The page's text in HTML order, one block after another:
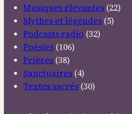
Musiques élevantes (22)
Mythes et légendes (5)
Podcasts radio (32)
Poésies (106)
Prières (38)
Sanctuaires (4)
Textes sacrés (30)